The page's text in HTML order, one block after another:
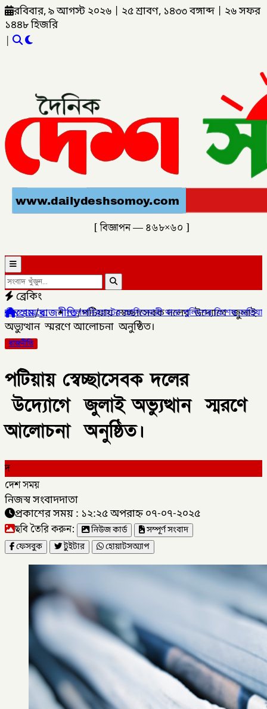
রবিবার, ৯ আগস্ট ২০২৬ ২৫ শ্রাবণ, ১৪৩৩ বঙ্গাব্দ
২৬ সফর
১৪৪৮ হিজরি
|
[ বিজ্ঞাপন — ৪৬৮×৬০ ]
ব্রেকিং
আদিতমারী থানা পুলিশের বিশেষ অভিযানে , মাদক সম্রাট
হোম/রাজনীতি/পটিয়ায় স্বেচ্ছাসেবক দলের উদ্যােগে জুলাই
অভ্যুত্থান স্মরণে আলোচনা অনুষ্ঠিত।
রাজনীতি
পটিয়ায় স্বেচ্ছাসেবক দলের
উদ্যােগে জুলাই অভ্যুত্থান স্মরণে
আলোচনা অনুষ্ঠিত।
দ
দেশ সময়
নিজস্ব সংবাদদাতা
প্রকাশের সময় : ১২:২৫ অপরাহ্ন ০৭-০৭-২০২৫
ছবি তৈরি করুন: নিউজ কার্ড
সম্পূর্ণ সংবাদ
ফেসবুক
টুইটার হোয়াটসঅ্যাপ